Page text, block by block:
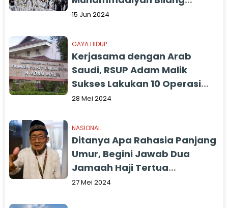
Begini
15 Jun 2024
GAYA HIDUP
Kerjasama dengan Arab
Saudi, RSUP Adam Malik
Sukses Lakukan 10 Operasi
Bedah Jantung dalam Waktu
28 Mei 2024
NASIONAL
Ditanya Apa Rahasia Panjang
Umur, Begini Jawab Dua
Jamaah Haji Tertua
Indonesia Tahun 2024
27 Mei 2024